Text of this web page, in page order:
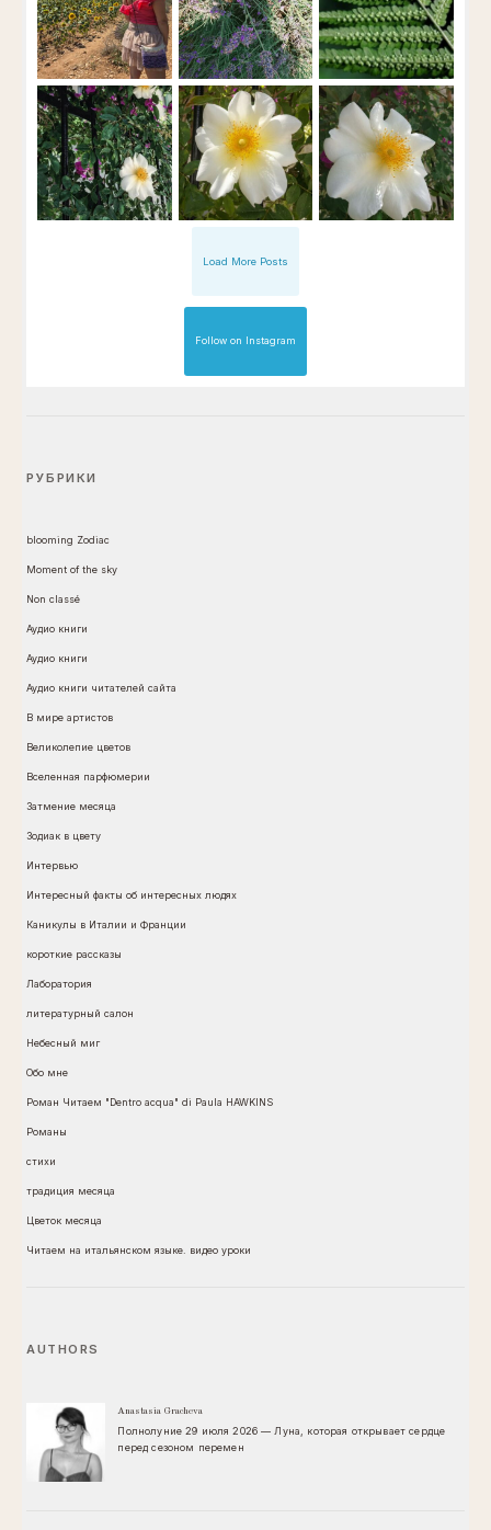
Load More Posts
Follow on Instagram
РУБРИКИ
blooming Zodiac
Moment of the sky
Non classé
Аудио книги
Аудио книги
Аудио книги читателей сайта
В мире артистов
Великолепие цветов
Вселенная парфюмерии
Затмение месяца
Зодиак в цвету
Интервью
Интересный факты об интересных людях
Каникулы в Италии и Франции
короткие рассказы
Лаборатория
литературный салон
Небесный миг
Обо мне
Роман Читаем "Dentro acqua" di Paula HAWKINS
Романы
стихи
традиция месяца
Цветок месяца
Читаем на итальянском языке. видео уроки
AUTHORS
Anastasia Gracheva
Полнолуние 29 июля 2026 — Луна, которая открывает сердце
перед сезоном перемен